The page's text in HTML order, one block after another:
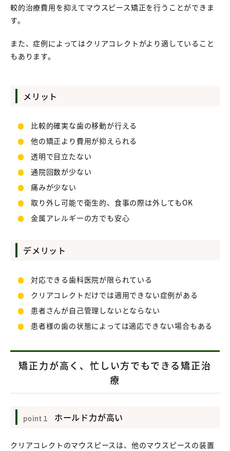
較的治療費用を抑えてマウスピース矯正を行うことができま
す。
また、症例によってはクリアコレクトがより適していること
もあります。
メリット
比較的確実な歯の移動が行える
他の矯正より費用が抑えられる
透明で目立たない
通院回数が少ない
痛みが少ない
取り外し可能で衛生的、食事の際は外してもOK
金属アレルギーの方でも安心
デメリット
対応できる歯科医院が限られている
クリアコレクトだけでは適用できない症例がある
患者さんが自己管理しないとならない
患者様の歯の状態によっては適応できない場合もある
矯正力が高く、忙しい方でもできる矯正治
療
point１ ホールド力が高い
クリアコレクトのマウスピースは、他のマウスピースの装置